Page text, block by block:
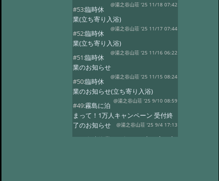
@湯之谷山荘 '25 11/18 07:42
#53:臨時休
業(立ち寄り入浴)
@湯之谷山荘 '25 11/17 07:44
#52:臨時休
業(立ち寄り入浴)
@湯之谷山荘 '25 11/16 06:22
#51:臨時休
業のお知らせ
@湯之谷山荘 '25 11/15 08:24
#50:臨時休
業のお知らせ(立ち寄り入浴)
@湯之谷山荘 '25 9/10 08:59
#49:霧島に泊
まって！1万人キャンペーン 受付終
了のお知らせ
@湯之谷山荘 '25 9/4 17:13
#48:臨時休業のお知らせ(立ち寄り入